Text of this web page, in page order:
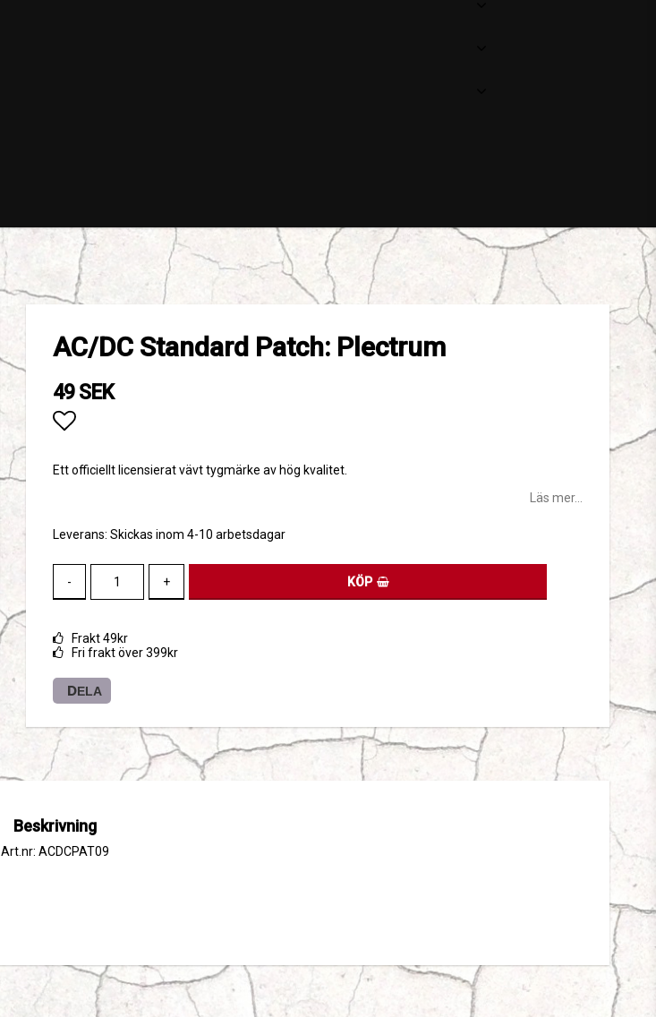
AC/DC Standard Patch: Plectrum
49 SEK
Ett officiellt licensierat vävt tygmärke av hög kvalitet.
Läs mer...
Leverans: Skickas inom 4-10 arbetsdagar
- + KÖP
Frakt 49kr
Fri frakt över 399kr
DELA
Beskrivning
Art.nr: ACDCPAT09